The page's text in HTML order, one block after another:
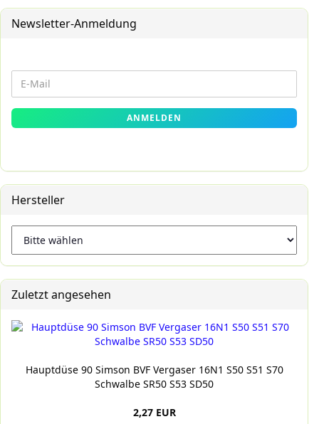
Newsletter-Anmeldung
ZUR
E-
Mail
ANMELDEN
Hersteller
Zuletzt angesehen
Hauptdüse 90 Simson BVF Vergaser 16N1 S50 S51 S70
Schwalbe SR50 S53 SD50
2,27 EUR